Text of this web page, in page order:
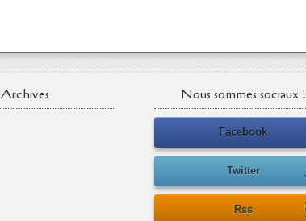
Archives Nous sommes sociaux !
Facebook
Twitter
Rss